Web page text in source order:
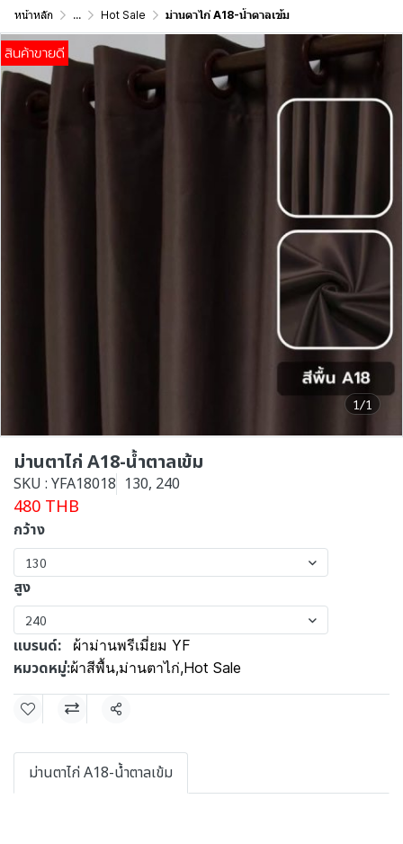
หน้าหลัก ... Hot Sale ม่านตาไก่ A18-น้ำตาลเข้ม
1/1
สินค้าขายดี
ม่านตาไก่ A18-น้ำตาลเข้ม
SKU : YFA18018 130, 240
480 THB
กว้าง
130
สูง
240
แบรนด์: ผ้าม่านพรีเมี่ยม YF
หมวดหมู่:ผ้าสีพื้น,ม่านตาไก่,Hot Sale
แชร์
ม่านตาไก่ A18-น้ำตาลเข้ม